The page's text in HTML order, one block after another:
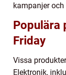
kampanjer
Populära
Friday
Vissa
Elektronik,